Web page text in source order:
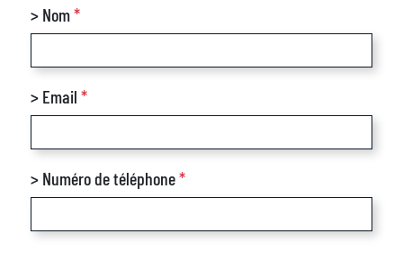
> Nom*
> Email*
> Numéro de téléphone*